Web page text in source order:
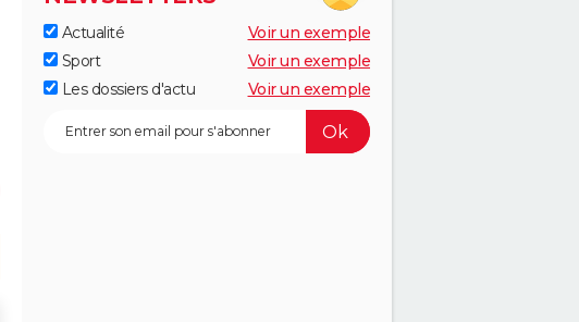
Actualité
Voir un exemple
Sport
Voir un exemple
Les dossiers d'actu
Voir un exemple